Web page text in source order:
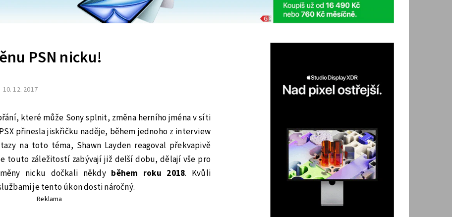
PSN nicku!
10. 12. 2017
které může Sony splnit, změna herního jména v síti
přinesla jiskřičku naděje, během jednoho z interview
na toto téma, Shawn Layden reagoval překvapivě
touto záležitostí zabývají již delší dobu, dělají vše pro
nicku dočkali někdy během roku 2018. Kvůli
je tento úkon dosti náročný.
Reklama